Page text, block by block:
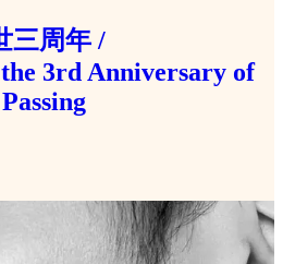
三周年 /
3rd Anniversary of